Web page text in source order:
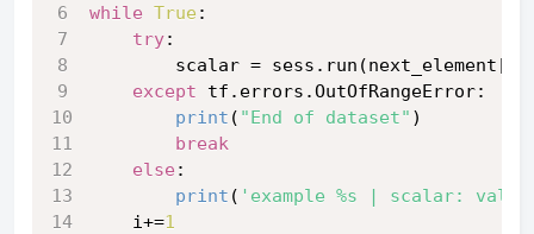
while True :
try:
        scalar = sess.run(next_element[
except tf.errors.OutOfRangeError:
print ( "End of dataset" )
break
else :
print ( 'example %s | scalar:
    i+=
1